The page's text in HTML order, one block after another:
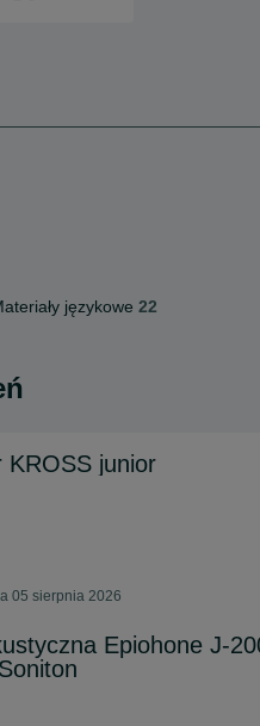
językowe 22
KROSS junior
05 sierpnia 2026
Epiohone J-